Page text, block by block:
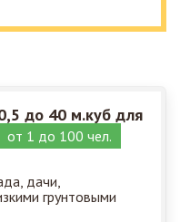
до 40 м.куб для
от 1 до 100 чел.
дачи,
грунтовыми